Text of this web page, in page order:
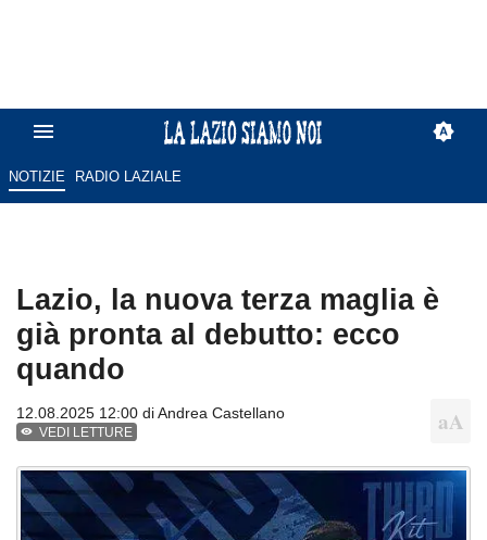
NOTIZIE RADIO LAZIALE
Lazio, la nuova terza maglia è
già pronta al debutto: ecco
quando
12.08.2025 12:00 diAndrea Castellano
VEDI LETTURE